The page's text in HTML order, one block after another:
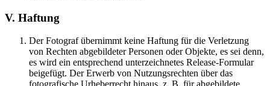
V. Haftung
Der Fotograf übernimmt keine Haftung für die Verletzung
von Rechten abgebildeter Personen oder Objekte, es sei denn,
es wird ein entsprechend unterzeichnetes Release-Formular
beigefügt. Der Erwerb von Nutzungsrechten über das